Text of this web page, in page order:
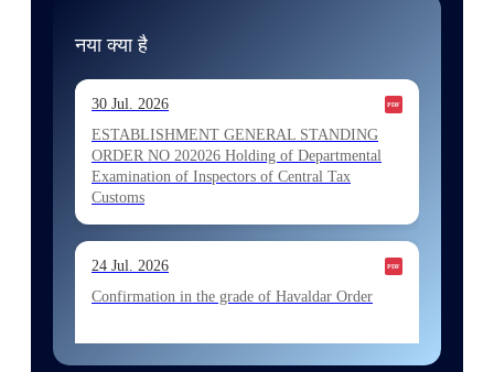
नया क्या है
30 Jul. 2026
ESTABLISHMENT GENERAL STANDING
ORDER NO 202026 Holding of Departmental
Examination of Inspectors of Central Tax
Customs
24 Jul. 2026
Confirmation in the grade of Havaldar Order